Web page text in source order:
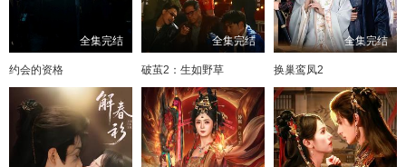
全集完结
约会的资格
全集完结
破茧2：生如野草
全集完结
换巢鸾凤2